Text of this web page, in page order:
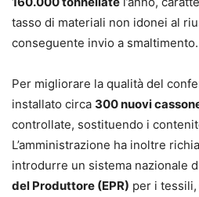
tasso di materiali non idonei al
conseguente invio a smaltimento.
Per migliorare la qualità del
installato circa 300 nuovi
controllate, sostituendo i
L’amministrazione ha inoltre
introdurre un sistema nazionale
del Produttore (EPR) per i